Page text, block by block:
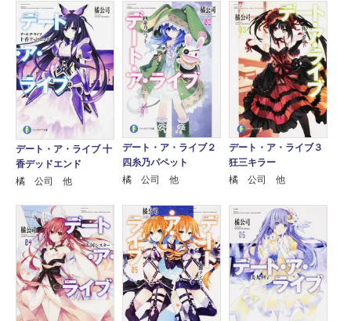
デート・ア・ライブ 十
香デッドエンド
橘 公司 他
デート・ア・ライブ２
四糸乃パペット
橘 公司 他
デート・ア・ライブ３
狂三キラー
橘 公司 他